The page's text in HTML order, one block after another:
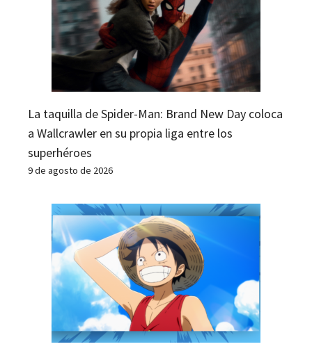
La taquilla de Spider-Man: Brand New Day coloca
a Wallcrawler en su propia liga entre los
superhéroes
9 de agosto de 2026